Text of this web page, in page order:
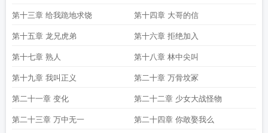
第十三章 给我跪地求饶 第十四章 大哥的信
第十五章 龙兄虎弟 第十六章 拒绝加入
第十七章 熟人 第十八章 林中尖叫
第十九章 我叫正义 第二十章 万骨坟冢
第二十一章 变化 第二十二章 少女大战怪物
第二十三章 万中无一 第二十四章 你敢娶我么